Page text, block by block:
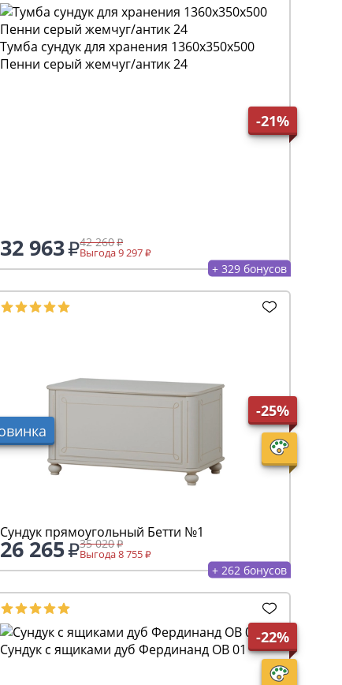
-21%
Тумба сундук для хранения 1360х350х500
Пенни серый жемчуг/антик 24
32 963 42 260
Выгода 9 297
+ 329 бонусов
-25%
Сундук прямоугольный Бетти №1
26 265 35 020
Выгода 8 755
+ 262 бонусов
-22%
Сундук с ящиками дуб Фердинанд ОВ 01